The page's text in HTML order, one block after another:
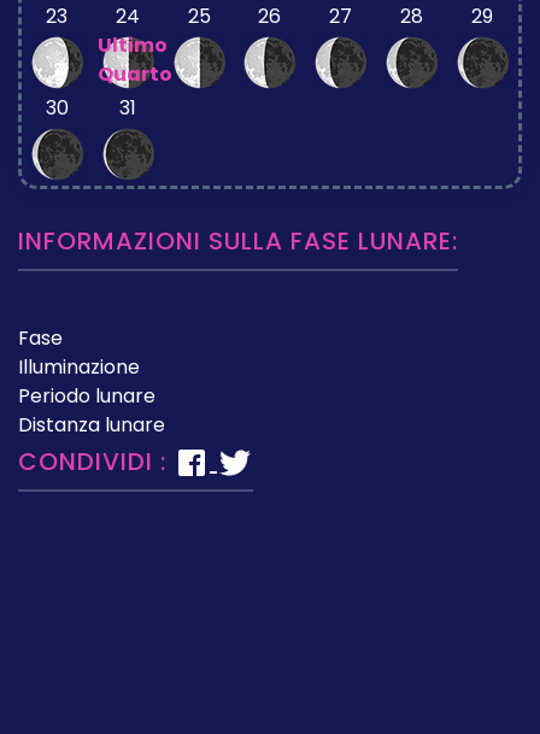
23
24
Ultimo
Quarto
25 26 27 28 29
30 31
INFORMAZIONI SULLA FASE LUNARE:
Fase
Illuminazione
Periodo lunare
Distanza lunare
CONDIVIDI :